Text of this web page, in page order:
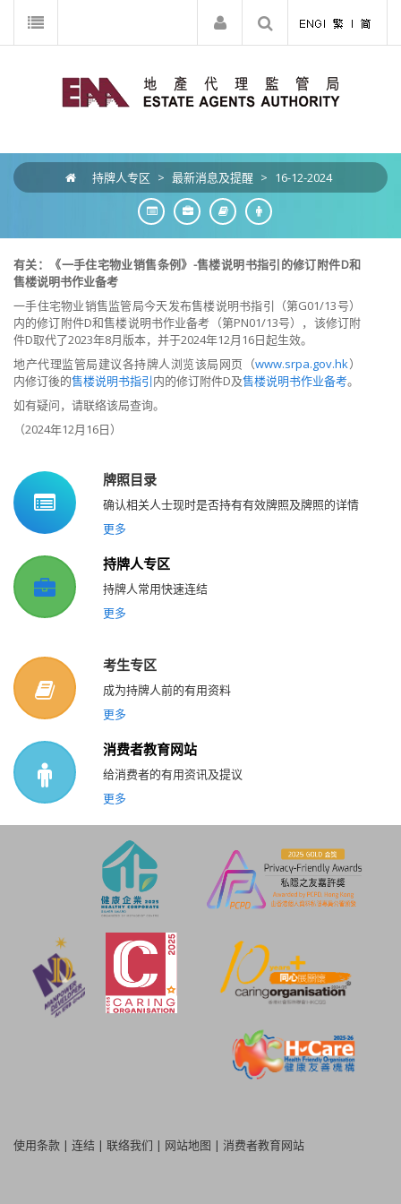
持牌人专区 > 最新消息及提醒 > 16-12-2024
有关：《一手住宅物业销售条例》-售楼说明书指引的修订附件D和
售楼说明书作业备考
一手住宅物业销售监管局今天发布售楼说明书指引（第G01/13号）
内的修订附件D和售楼说明书作业备考（第PN01/13号），该修订附
件D取代了2023年8月版本，并于2024年12月16日起生效。
地产代理监管局建议各持牌人浏览该局网页（www.srpa.gov.hk）
内修订後的售楼说明书指引内的修订附件D及售楼说明书作业备考。
如有疑问，请联络该局查询。
（2024年12月16日）
牌照目录
确认相关人士现时是否持有有效牌照及牌照的详情
更多
持牌人专区
持牌人常用快速连结
更多
考生专区
成为持牌人前的有用资料
更多
消费者教育网站
给消费者的有用资讯及提议
更多
使用条款 | 连结 | 联络我们 | 网站地图 | 消费者教育网站